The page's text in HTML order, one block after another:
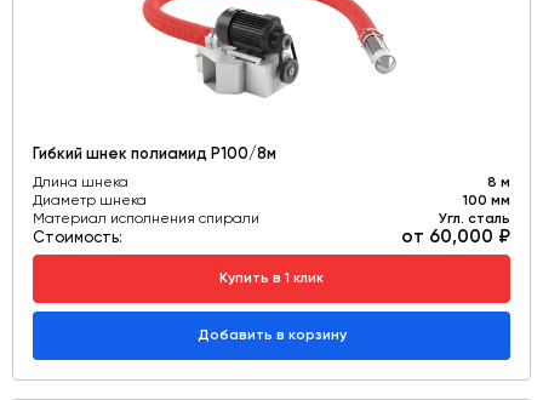
Гибкий шнек полиамид Р100/8м
Длина шнека
8 м
Диаметр шнека
100 мм
Материал исполнения спирали
Угл. сталь
Стоимость: от 60,000 ₽
Купить в 1 клик
Добавить в корзину